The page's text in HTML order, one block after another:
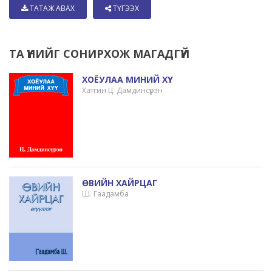
ТАТАЖ АВАХ ТҮГЭЭХ
ТА ҮҮНИЙГ СОНИРХОЖ МАГАДГҮЙ
ХОЁУЛАА МИНИЙ ХҮҮ
Хатгин Ц. Дамдинсүрэн
ӨВИЙН ХАЙРЦАГ
Ш. Гаадамба